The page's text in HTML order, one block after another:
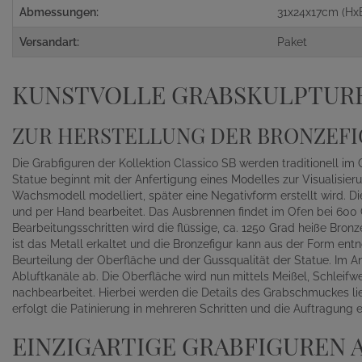
Abmessungen: 31x24x17cm
Versandart: Paket
KUNSTVOLLE
ZUR HERSTELLUNG DER
Die Grabfiguren der Kollektion Classico SB werden traditionell im
Statue beginnt mit der Anfertigung eines Modelles zur
Wachsmodell modelliert, später eine Negativform erstellt wird.
und per Hand bearbeitet. Das Ausbrennen findet im Ofen bei
Bearbeitungsschritten wird die flüssige, ca. 1250 Grad heiße
ist das Metall erkaltet und die Bronzefigur kann aus der Form
Beurteilung der Oberfläche und der Gussqualität der Statue. Im
Abluftkanäle ab. Die Oberfläche wird nun mittels Meißel,
nachbearbeitet. Hierbei werden die Details des Grabschmuckes
erfolgt die Patinierung in mehreren Schritten und die Auftragung
EINZIGARTIGE GRABFIGUREN